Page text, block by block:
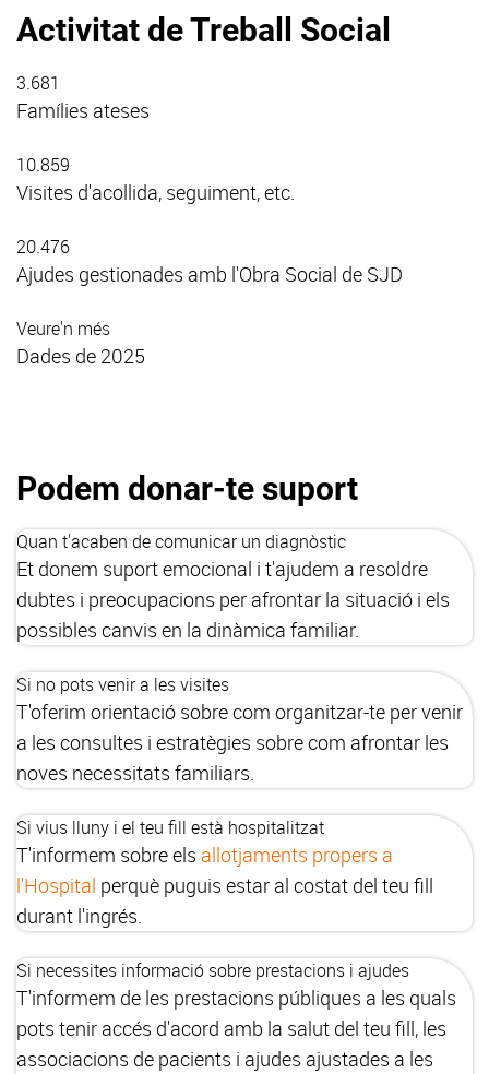
Activitat de Treball Social
3.681
Famílies ateses
10.859
Visites d'acollida, seguiment, etc.
20.476
Ajudes gestionades amb l'Obra Social de SJD
Veure'n més
Dades de 2025
Podem donar-te suport
Quan t'acaben de comunicar un diagnòstic
Et donem suport emocional i t'ajudem a resoldre
dubtes i preocupacions per afrontar la situació i els
possibles canvis en la dinàmica familiar.
Si no pots venir a les visites
T'oferim orientació sobre com organitzar-te per venir
a les consultes i estratègies sobre com afrontar les
noves necessitats familiars.
Si vius lluny i el teu fill està hospitalitzat
T'informem sobre els allotjaments propers a
l'Hospital perquè puguis estar al costat del teu fill
durant l'ingrés.
Si necessites informació sobre prestacions i ajudes
T'informem de les prestacions públiques a les quals
pots tenir accés d'acord amb la salut del teu fill, les
associacions de pacients i ajudes ajustades a les